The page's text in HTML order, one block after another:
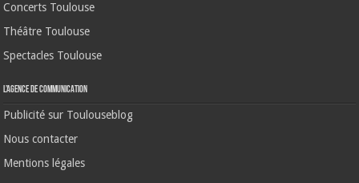
Concerts Toulouse
Théâtre Toulouse
Spectacles Toulouse
L’agence de communication
Publicité sur Toulouseblog
Nous contacter
Mentions légales